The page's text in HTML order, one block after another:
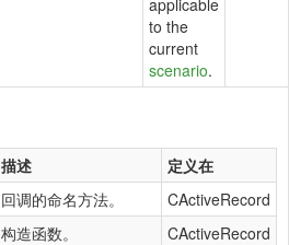
applicable
to the
current
scenario.
描述
定义在
回调的命名方法。
CActiveRecord
构造函数。
CActiveRecord